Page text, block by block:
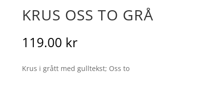
KRUS OSS TO GRÅ
119.00 kr
Krus i grått med gulltekst; Oss to